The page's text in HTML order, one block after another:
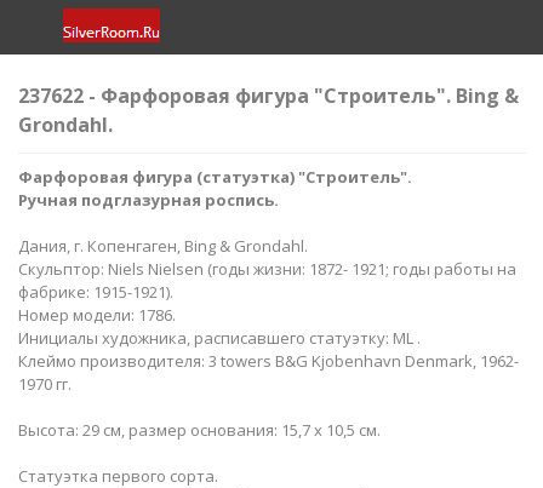
237622 - Фарфоровая фигура "Строитель". Bing &
Grondahl.
Фарфоровая фигура (статуэтка) "Строитель".
Ручная подглазурная роспись.
Дания, г. Копенгаген, Bing & Grondahl.
Скульптор: Niels Nielsen (годы жизни: 1872- 1921; годы работы на
фабрике: 1915-1921).
Номер модели: 1786.
Инициалы художника, расписавшего статуэтку: ML .
Клеймо производителя: 3 towers B&G Kjobenhavn Denmark, 1962-
1970 гг.
Высота: 29 см, размер основания: 15,7 х 10,5 см.
Статуэтка первого сорта.